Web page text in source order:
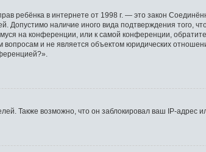
ребёнка в интернете от 1998 г. — это закон
Допустимо наличие иного вида подтверждения
на конференции, или к самой конференции,
и не является объектом юридических
Также возможно, что он заблокировал ваш IP-адрес